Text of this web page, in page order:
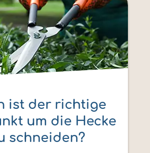
ist der richtige
um die Hecke
schneiden?